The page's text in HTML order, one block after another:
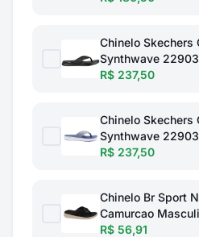
Chinelo Skechers
Synthwave
R$ 237,50
Chinelo Skechers
Synthwave
R$ 237,50
Chinelo Br Sport
Camurcao
R$ 56,91